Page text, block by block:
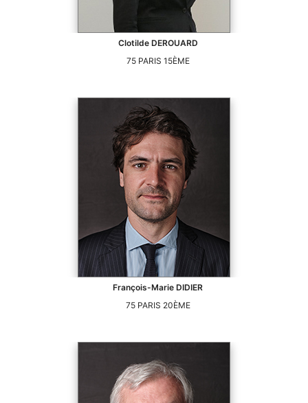
Clotilde DEROUARD
75 PARIS 15ÈME
François-Marie DIDIER
75 PARIS 20ÈME